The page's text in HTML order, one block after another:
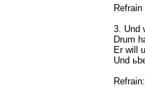
Refrain
3. Und
Drum
Er will
Und
Refrain: